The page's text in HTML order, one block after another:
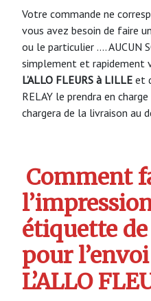
Votre commande ne
vous avez besoin de faire
ou le particulier …. AUCUN
simplement et rapidement
L’ALLO FLEURS à LILLE et
RELAY le prendra en
chargera de la livraison au
Comment
étiquette
pour
L’ALLO